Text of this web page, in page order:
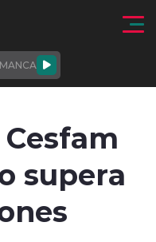
contenido
supera